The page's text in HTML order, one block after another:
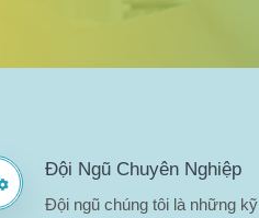
Đội Ngũ Chuyên Nghiệp
Đội ngũ chúng tôi là những kỹ